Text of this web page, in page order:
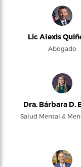
Lic Alexis
Abogado
Dra. Bárbara D.
Salud Mental &